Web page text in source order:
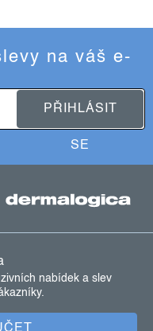
na váš e-
PŘIHLÁSIT
SE
nabídek a slev